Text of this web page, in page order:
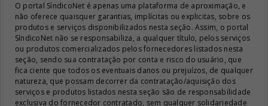
O portal SíndicoNet é apenas uma plataforma de aproximação, e
não oferece quaisquer garantias, implícitas ou explicitas, sobre os
produtos e serviços disponibilizados nesta seção. Assim, o portal
SíndicoNet não se responsabiliza, a qualquer título, pelos serviços
ou produtos comercializados pelos fornecedores listados nesta
seção, sendo sua contratação por conta e risco do usuário, que
fica ciente que todos os eventuais danos ou prejuízos, de qualquer
natureza, que possam decorrer da contratação/aquisição dos
serviços e produtos listados nesta seção são de responsabilidade
exclusiva do fornecedor contratado, sem qualquer solidariedade